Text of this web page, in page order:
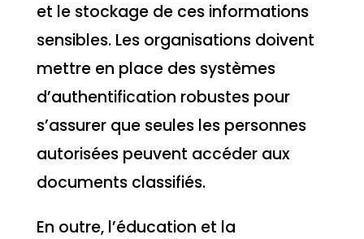
et le stockage de ces informations
sensibles. Les organisations doivent
mettre en place des systèmes
d’authentification robustes pour
s’assurer que seules les personnes
autorisées peuvent accéder aux
documents classifiés.
En outre, l’éducation et la